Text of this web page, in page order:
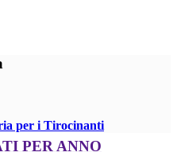
per i Tirocinanti
PER ANNO